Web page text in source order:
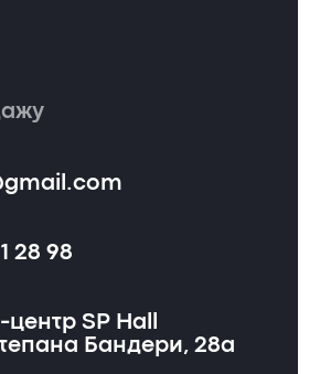
28 98
центр SP Hall
Бандери, 28а